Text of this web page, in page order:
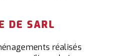
DE SARL
réalisés